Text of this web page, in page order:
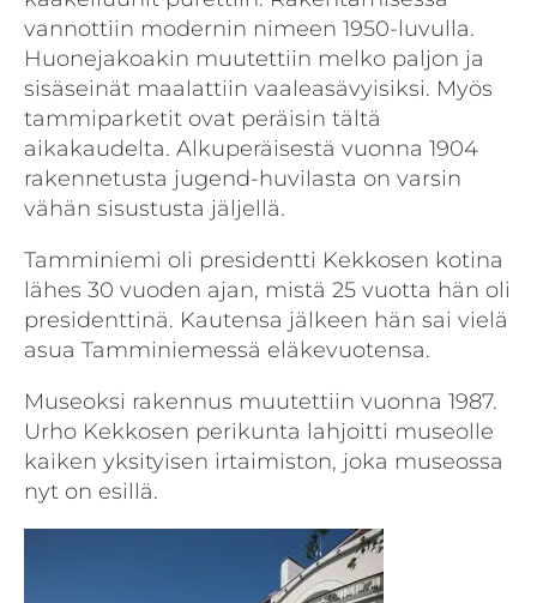
vannottiin modernin nimeen 1950-luvulla.
Huonejakoakin muutettiin melko paljon ja
sisäseinät maalattiin vaaleasävyisiksi. Myös
tammiparketit ovat peräisin tältä
aikakaudelta. Alkuperäisestä vuonna 1904
rakennetusta jugend-huvilasta on varsin
vähän sisustusta jäljellä.
Tamminiemi oli presidentti Kekkosen kotina
lähes 30 vuoden ajan, mistä 25 vuotta hän oli
presidenttinä. Kautensa jälkeen hän sai vielä
asua Tamminiemessä eläkevuotensa.
Museoksi rakennus muutettiin vuonna 1987.
Urho Kekkosen perikunta lahjoitti museolle
kaiken yksityisen irtaimiston, joka museossa
nyt on esillä.